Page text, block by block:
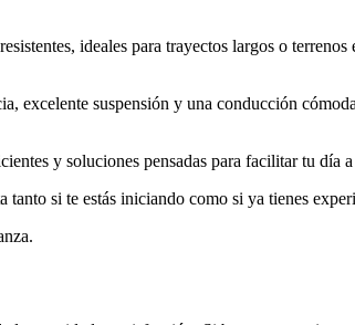
ideales para trayectos largos o terrenos
excelente suspensión y una conducción
y soluciones pensadas para facilitar tu día
si te estás iniciando como si ya tienes